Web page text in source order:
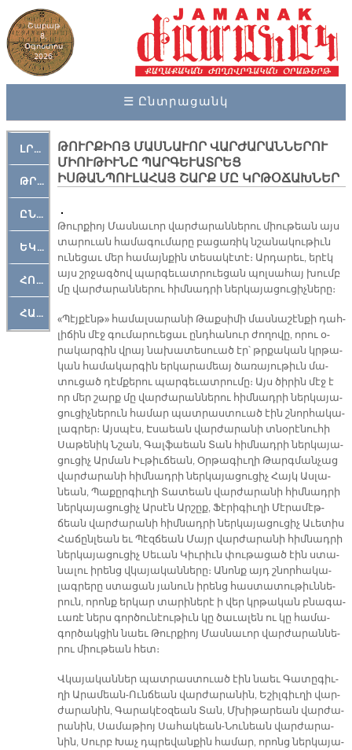
Շաբաթ
8,
Օգոստոս
2026
☰ Ընտրացանկ
ԼՐԱՀՈՍ
ԹՐՔԱՀԱՅ ԿԵԱՆՔ
ԸՆԿԵՐԱՄՇԱԿՈՒԹԱՅԻՆ
ԵԿԵՂԵՑԱԿԱՆ
ՀՈԳԵՄՏԱՒՈՐ
ՀԱՐԹԱԿ
ԹՈՒՐՔԻՈՅ ՄԱՍՆԱՒՈՐ ՎԱՐԺԱՐԱՆՆԵՐՈՒ
ՄԻՈՒԹԻՒՆԸ ՊԱՐԳԵՒԱՏՐԵՑ
ԻՍԹԱՆՊՈՒԼԱՀԱՅ ՇԱՐՔ ՄԸ ԿՐԹՕՃԱԽՆԵՐ
Թուր­քիոյ Մաս­նա­ւոր վար­ժա­րան­նե­րու միու­թեան այս
տարուան հա­մա­գու­մա­րը բա­ցա­ռիկ նշա­նա­կու­թիւն
ու­նե­ցաւ մեր հա­մայն­քին տե­սա­կէ­տէ։ Ար­դա­րեւ, ե­րէկ
այս շրջագ­ծով պար­գե­ւատ­րուե­ցան պոլ­սա­հայ խումբ
մը վար­ժա­րան­նե­րու հիմ­նադ­րի ներ­կա­յա­ցու­ցիչ­նե­րը։
«Պէյ­քէնթ» հա­մալ­սա­րա­նի Թաքսի­մի մաս­նա­շէն­քի դահ­
լի­ճին մէջ գու­մա­րուե­ցաւ ընդ­հա­նուր ժո­ղո­վը, ո­րու օ­
րա­կար­գին վրայ նա­խա­տե­սուած էր՝ թրքա­կան կրթա­
կան հա­մա­կար­գին եր­կա­րա­մեայ ծա­ռա­յու­թիւն մա­
տու­ցած դէմ­քե­րու պար­գե­ւատ­րու­մը։ Այս ծի­րին մէջ է
որ մեր շարք մը վար­ժա­րան­նե­րու հիմ­նադ­րի ներ­կա­յա­
ցու­ցիչ­նե­րուն հա­մար պատ­րաս­տուած էին շնոր­հա­կա­
լագ­րեր։ Այս­պէս, Է­սաեան վար­ժա­րա­նի տնօ­րէ­նու­հի
Սա­թե­նիկ Նշան, Գալ­ֆաեան Տան հիմ­նադ­րի ներ­կա­յա­
ցու­ցիչ Ար­ման Իւ­թիւ­ճեան, Օր­թա­գիւ­ղի Թարգ­ման­չաց
վար­ժա­րա­նի հիմ­նադ­րի ներ­կա­յա­ցու­ցիչ Հայկ Աս­լա­
նեան, Պա­քըր­գիւ­ղի Տա­տեան վար­ժա­րա­նի հիմ­նադ­րի
ներ­կա­յա­ցու­ցիչ Ար­սէն Ար­շըք, Ֆէ­րի­գիւ­ղի Մէրա­մէթ­
ճեան վար­ժա­րա­նի հիմ­նադ­րի ներ­կա­յա­ցու­ցիչ Ա­ւե­տիս
Հա­ճըն­լեան եւ Պէզ­ճեան Մայր վար­ժա­րա­նի հիմ­նադ­րի
ներ­կա­յա­ցու­ցիչ Սե­ւան Կիւ­րիւն փու­թա­ցած էին ստա­
նա­լու ի­րենց վկա­յա­կան­նե­րը։ Ա­նոնք այդ շնոր­հա­կա­
լագ­րե­րը ստա­ցան յա­նուն ի­րենց հաս­տա­տու­թիւն­նե­
րուն, ո­րոնք եր­կար տա­րի­նե­րէ ի վեր կրթա­կան բնա­գա­
ւա­ռէ ներս գոր­ծու­նէու­թիւն կը ծա­ւա­լեն ու կը հա­մա­
գոր­ծակ­ցին նաեւ Թուր­քիոյ Մաս­նա­ւոր վար­ժա­րան­նե­
րու միու­թեան հետ։
Վկա­յա­կան­ներ պատ­րաս­տուած էին նաեւ Գա­տը­գիւ­
ղի Ա­րա­մեան-Ուն­ճեան վար­ժա­րա­նին, Ե­շիլ­գիւ­ղի վար­
ժա­րա­նին, Գա­րա­կէօ­զեան Տան, Մխի­թա­րեան վար­ժա­
րա­նին, Սա­մա­թիոյ Սա­հա­կեան-Նու­նեան վար­ժա­րա­
նին, Սուրբ Խաչ դպրե­վան­քին հա­մար, ո­րոնց ներ­կա­յա­